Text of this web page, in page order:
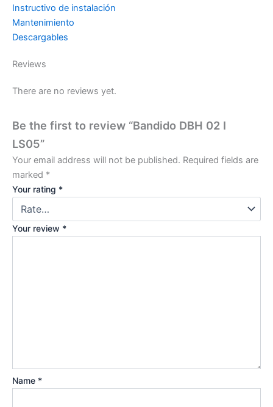
Instructivo de instalación
Mantenimiento
Descargables
Reviews
There are no reviews yet.
Be the first to review “Bandido DBH 02 I
LS05”
Your email address will not be published. Required fields are
marked *
Your rating *
Your review *
Name *